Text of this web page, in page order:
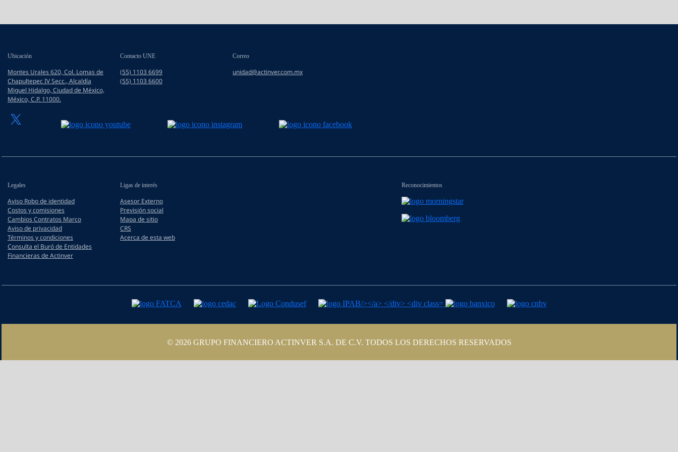
Ubicación
Montes Urales 620, Col. Lomas de
Chapultepec IV Secc., Alcaldía
Miguel Hidalgo, Ciudad de México,
México, C.P. 11000.
Contacto UNE
(55) 1103 6699
(55) 1103 6600
Correo
unidad@actinver.com.mx
Legales
Aviso Robo de identidad
Costos y comisiones
Cambios Contratos Marco
Aviso de privacidad
Términos y condiciones
Consulta el Buró de Entidades
Financieras de Actinver
Ligas de interés
Asesor Externo
Previsión social
Mapa de sitio
CRS
Acerca de esta web
Reconocimientos
© 2026 GRUPO FINANCIERO ACTINVER S.A. DE C.V. TODOS LOS DERECHOS RESERVADOS